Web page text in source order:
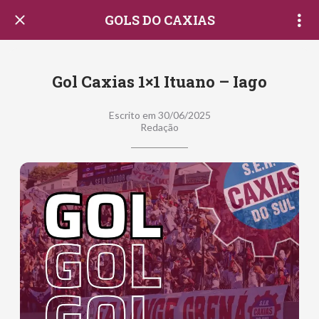
GOLS DO CAXIAS
Gol Caxias 1×1 Ituano – Iago
Escrito em 30/06/2025
Redação